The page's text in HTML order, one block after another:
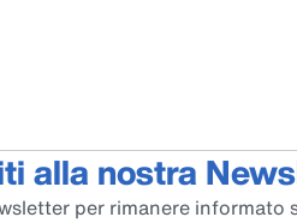
alla nostra
per rimanere